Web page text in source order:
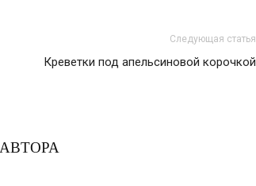
Следующая статья
Креветки под апельсиновой корочкой